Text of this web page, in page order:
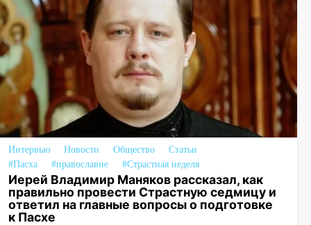
Интервью Новости Общество
Статьи
#Пасха
#православие #Страстная неделя
Иерей Владимир Маняков рассказал, как
правильно провести Страстную седмицу и
ответил на главные вопросы о подготовке
к Пасхе